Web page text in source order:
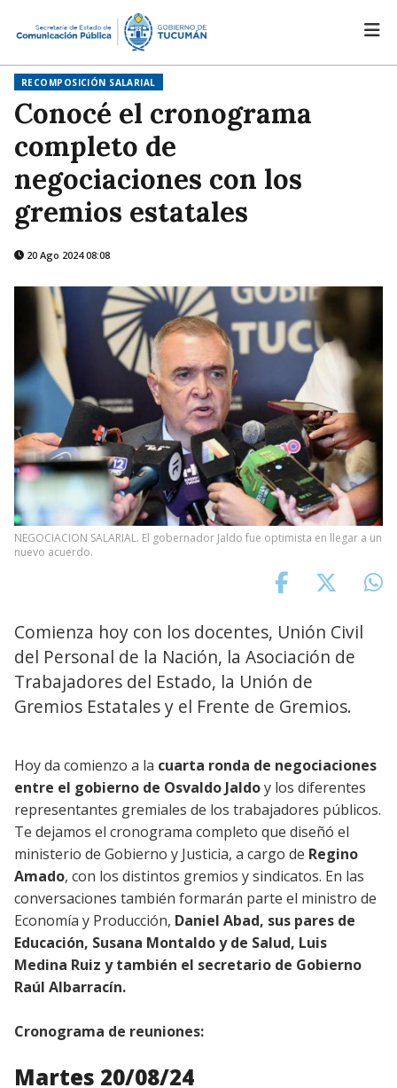
RECOMPOSICIÓN SALARIAL
Conocé el cronograma
completo de
negociaciones con los
gremios estatales
20 Ago 2024 08:08
NEGOCIACION SALARIAL. El gobernador Jaldo fue optimista en llegar a un
nuevo acuerdo.
Comienza hoy con los docentes, Unión Civil
del Personal de la Nación, la Asociación de
Trabajadores del Estado, la Unión de
Gremios Estatales y el Frente de Gremios.
Hoy da comienzo a la cuarta ronda de negociaciones
entre el gobierno de Osvaldo Jaldoy los diferentes
representantes gremiales de los trabajadores públicos.
Te dejamos el cronograma completo que diseñó el
ministerio de Gobierno y Justicia, a cargo de Regino
Amado, con los distintos gremios y sindicatos. En las
conversaciones también formarán parte el ministro de
Economía y Producción, Daniel Abad, sus pares de
Educación, Susana Montaldo y de Salud, Luis
Medina Ruiz y también el secretario de Gobierno
Raúl Albarracín.
Cronograma de reuniones:
Martes 20/08/24